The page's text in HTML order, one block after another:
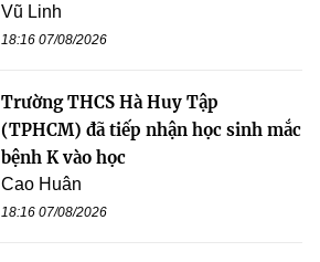
Vũ Linh
18:16 07/08/2026
Trường THCS Hà Huy Tập
(TPHCM) đã tiếp nhận học sinh mắc
bệnh K vào học
Cao Huân
18:16 07/08/2026